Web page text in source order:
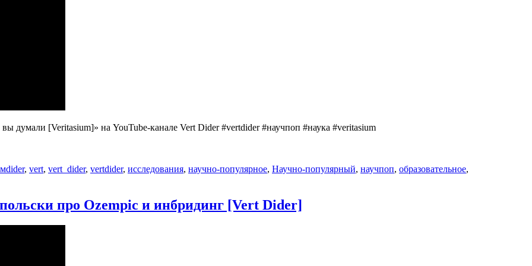
думали [Veritasium]» на YouTube-канале Vert Dider #vertdider #научпоп #наука #veritasium
Метки
dider, vert, vert_dider, vertdider, исследования, научно-популярное, Научно-популярный, научпоп, образовательное,
про Ozempic и инбридинг [Vert Dider]